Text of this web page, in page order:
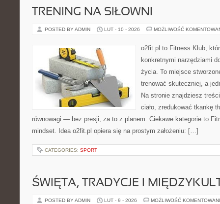
TRENING NA SIŁOWNI
POSTED BY ADMIN LUT - 10 - 2026 MOŻLIWOŚĆ
o2fit.pl to Fitness Klub,
konkretnymi narzędziami
życia. To miejsce
trenować skuteczniej, a
Na stronie znajdziesz
ciało, zredukować tkankę
równowagi — bez presji, za to z planem. Ciekawe kategorie to
mindset. Idea o2fit.pl opiera się na prostym założeniu: […]
CATEGORIES: SPORT
ŚWIĘTA, TRADYCJE I
POSTED BY ADMIN LUT - 9 - 2026 MOŻLIWOŚĆ